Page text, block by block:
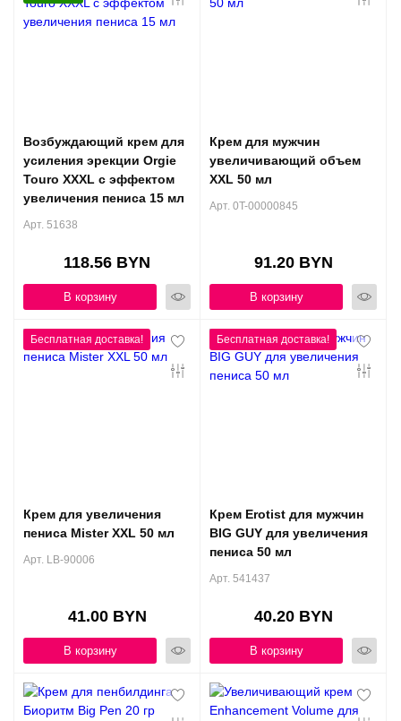
Возбуждающий крем для
усиления эрекции Orgie
Touro XXXL с эффектом
увеличения пениса 15 мл
Арт. 51638
118.56 BYN
В корзину
Крем для мужчин
увеличивающий объем
XXL 50 мл
Арт. 0T-00000845
91.20 BYN
В корзину
Крем для увеличения
пениса Mister XXL 50 мл
Арт. LB-90006
41.00 BYN
В корзину
Крем Erotist для мужчин
BIG GUY для увеличения
пениса 50 мл
Арт. 541437
40.20 BYN
В корзину